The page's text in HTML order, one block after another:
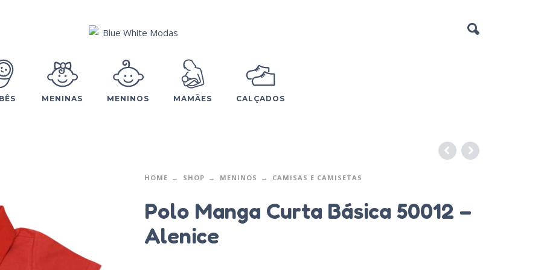
MENINAS MENINOS MAMÃES CALÇADOS
HOME SHOP MENINOS CAMISAS E CAMISETAS
Polo Manga Curta Básica 50012 –
Alenice